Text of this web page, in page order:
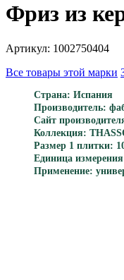
Фриз из
Артикул: 1002750404
Все товары этой марки
Страна: Испания
Производитель:
Сайт
Коллекция:
Размер 1 плитки:
Единица
Применение: